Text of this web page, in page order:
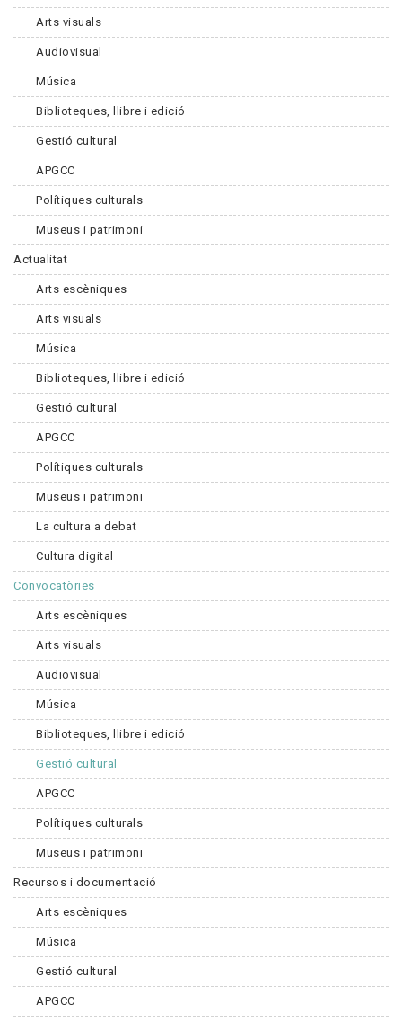
Arts visuals
Audiovisual
Música
Biblioteques, llibre i edició
Gestió cultural
APGCC
Polítiques culturals
Museus i patrimoni
Actualitat
Arts escèniques
Arts visuals
Música
Biblioteques, llibre i edició
Gestió cultural
APGCC
Polítiques culturals
Museus i patrimoni
La cultura a debat
Cultura digital
Convocatòries
Arts escèniques
Arts visuals
Audiovisual
Música
Biblioteques, llibre i edició
Gestió cultural
APGCC
Polítiques culturals
Museus i patrimoni
Recursos i documentació
Arts escèniques
Música
Gestió cultural
APGCC